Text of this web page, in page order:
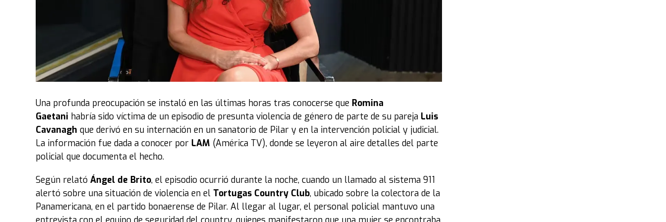
“Sobre todo a nivel integral: profesional y personal. Era mucha carga. Mi personaje es el nombre de
la serie, entonces el peso de llevar la historia fue muy fuerte. Fue complicado tener tantas escenas y
filmar en un mismo día situaciones tan distintas entre sí. Muy complejo.
nivel de dificultad, y no me gusta comparar, pero a grandes rasgos sí, fue uno de los más difíciles”,
enfatizó.
Cómo es la segunda temporada de la serie “Máxima”
A través de seis nuevos episodios, la segunda temporada de Máxima, que emite HBO Max
en la etapa más adulta de la reina de los Países Bajos. Es el momento en el que ella intenta
consolidar su rol dentro de la familia real y tiene que dejar de lado algunos deseos personales.
“¿Cómo te sentiste con el personaje que es diferente al de la primera temporada?“, preguntó
“Hay algo de lo que pasa con Máxima a partir de que entra a la familia real y lo que significa después
estar en ese lugar. No es que todo termina una vez que ella es parte,sino que empieza la búsqueda
Una profunda preocupación se instaló en las últimas horas tras conocerse que Romina
Gaetani habría sido víctima de un episodio de presunta violencia de género de parte de su pareja Luis
Cavanagh que derivó en su internación en un sanatorio de Pilar y en la intervención policial y judicial.
La información fue dada a conocer por LAM (América TV), donde se leyeron al aire detalles del parte
policial que documenta el hecho.
Según relató Ángel de Brito, el episodio ocurrió durante la noche, cuando un llamado al sistema 911
alertó sobre una situación de violencia en el Tortugas Country Club, ubicado sobre la colectora de la
Panamericana, en el partido bonaerense de Pilar. Al llegar al lugar, el personal policial mantuvo una